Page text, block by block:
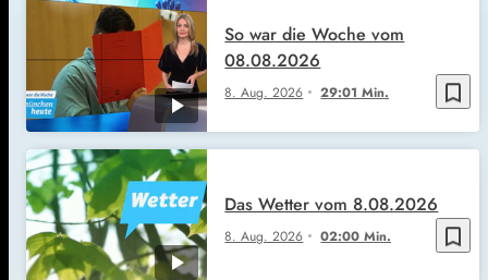
bookmark_border
8. Aug. 2026 29:01 Min.
So war die Woche vom
08.08.2026
bookmark_border
8. Aug. 2026 02:00 Min.
Das Wetter vom 8.08.2026